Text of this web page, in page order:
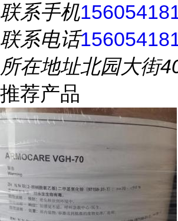
联系手机
联系电话
所在地址北园大街
推荐产品